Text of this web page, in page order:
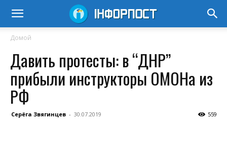
Домой
Давить протесты: в “ДНР”
прибыли инструкторы ОМОНа из
РФ
Серёга Звягинцев - 30.07.2019 559